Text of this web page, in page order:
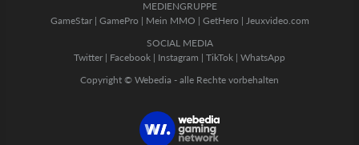
MEDIENGRUPPE
GameStar| GamePro | Mein MMO | GetHero | Jeuxvideo.com
SOCIAL MEDIA
Twitter | Facebook | Instagram | TikTok | WhatsApp
Copyright © Webedia - alle Rechte vorbehalten